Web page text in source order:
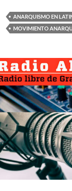
ANARQUISMO EN
MOVIMIENTO